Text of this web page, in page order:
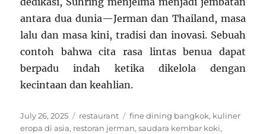
antara dua dunia—Jerman dan Thailand, masa
lalu dan masa kini, tradisi dan inovasi. Sebuah
contoh bahwa cita rasa lintas benua dapat
berpadu indah ketika dikelola dengan
kecintaan dan keahlian.
Posted
on
July 26, 2025 Categories
restaurant Tags
fine dining bangkok, kuliner
eropa di asia, restoran jerman,saudara kembar koki,